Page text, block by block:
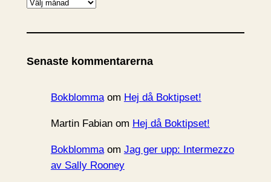
k
v
Senaste kommentarerna
Bokblommaom Hej då Boktipset!
Martin Fabianom Hej då Boktipset!
Bokblommaom Jag ger upp: Intermezzo
av Sally Rooney